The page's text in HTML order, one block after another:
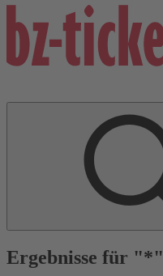
Ergebnisse für "*"